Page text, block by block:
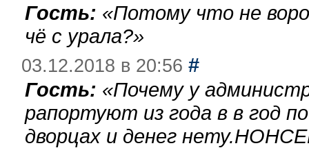
Гость: «Потому что не
чё с урала?»
03.12.2018 в 20:56 #
Гость: «Почему у
рапортуют из года в в год
дворцах и денег